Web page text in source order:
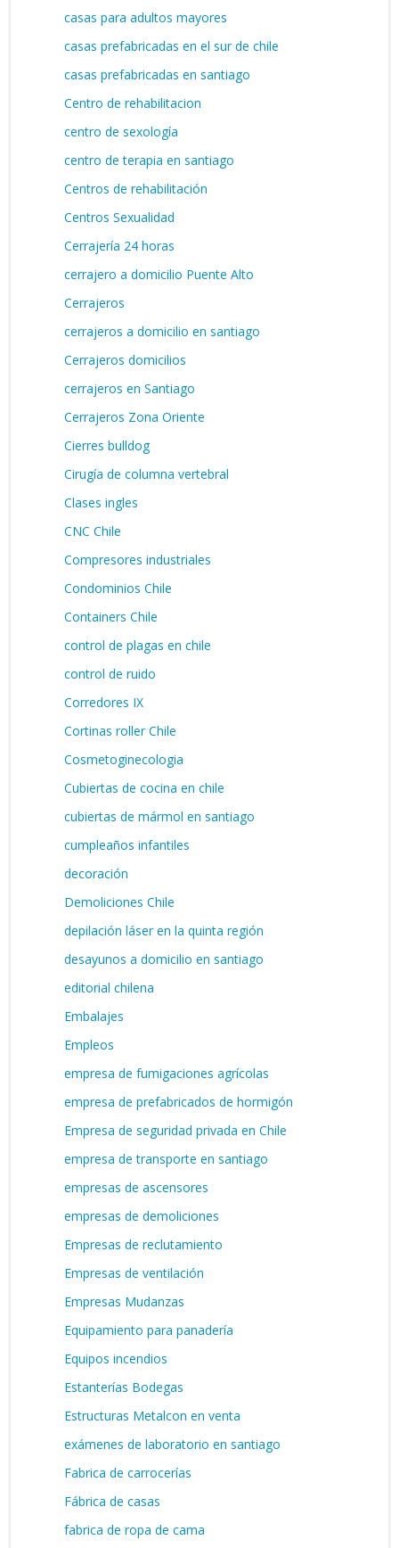
casas para adultos mayores
casas prefabricadas en el sur de chile
casas prefabricadas en santiago
Centro de rehabilitacion
centro de sexología
centro de terapia en santiago
Centros de rehabilitación
Centros Sexualidad
Cerrajería 24 horas
cerrajero a domicilio Puente Alto
Cerrajeros
cerrajeros a domicilio en santiago
Cerrajeros domicilios
cerrajeros en Santiago
Cerrajeros Zona Oriente
Cierres bulldog
Cirugía de columna vertebral
Clases ingles
CNC Chile
Compresores industriales
Condominios Chile
Containers Chile
control de plagas en chile
control de ruido
Corredores IX
Cortinas roller Chile
Cosmetoginecologia
Cubiertas de cocina en chile
cubiertas de mármol en santiago
cumpleaños infantiles
decoración
Demoliciones Chile
depilación láser en la quinta región
desayunos a domicilio en santiago
editorial chilena
Embalajes
Empleos
empresa de fumigaciones agrícolas
empresa de prefabricados de hormigón
Empresa de seguridad privada en Chile
empresa de transporte en santiago
empresas de ascensores
empresas de demoliciones
Empresas de reclutamiento
Empresas de ventilación
Empresas Mudanzas
Equipamiento para panadería
Equipos incendios
Estanterías Bodegas
Estructuras Metalcon en venta
exámenes de laboratorio en santiago
Fabrica de carrocerías
Fábrica de casas
fabrica de ropa de cama